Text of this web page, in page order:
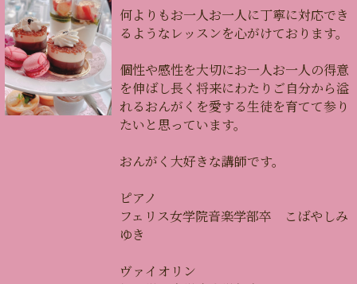
何よりもお一人お一人に丁寧に対応でき
るようなレッスンを心がけております。
個性や感性を大切にお一人お一人の得意
を伸ばし長く将来にわたりご自分から溢
れるおんがくを愛する生徒を育てて参り
たいと思っています。
おんがく大好きな講師です。
ピアノ
フェリス女学院音楽学部卒 こばやしみ
ゆき
ヴァイオリン